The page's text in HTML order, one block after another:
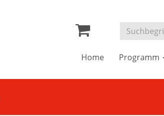
Home Programm